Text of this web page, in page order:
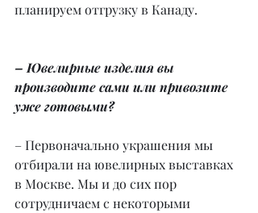
планируем отгрузку в Канаду.
– Ювелирные изделия вы
производите сами или привозите
уже готовыми?
– Первоначально украшения мы
отбирали на ювелирных выставках
в Москве. Мы и до сих пор
сотрудничаем с некоторыми